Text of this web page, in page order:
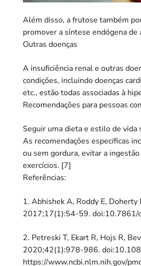
Além disso, a frutose também
promover a síntese endógena de
Outras doenças
A insuficiência renal e outras
condições, incluindo doenças
etc., estão todas associadas à
Recomendações para pessoas
Seguir uma dieta e estilo de vida
As recomendações específicas
ou sem gordura, evitar a
exercícios. [7]
Referências:
1. Abhishek A, Roddy E,
2017;17(1):54-59.
2. Petreski T, Ekart R, Hojs R,
2020;42(1):978-986.
https://www.ncbi.nlm.nih.gov/